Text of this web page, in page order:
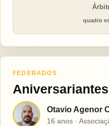
quadro
FEDERADOS
O Otavio Agenor
16 anos ·